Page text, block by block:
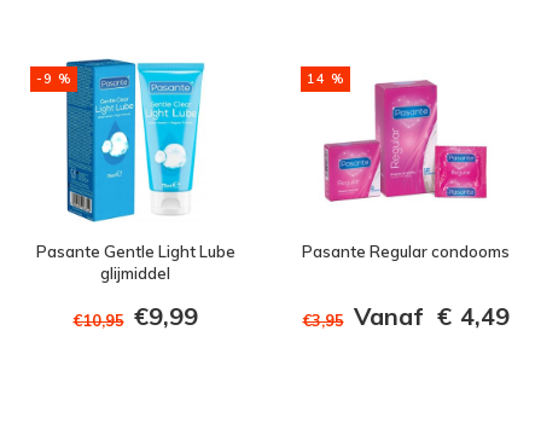
-9 %
Pasante Gentle Light Lube
glijmiddel
€10,95 €9,99
14 %
Pasante Regular condooms
€3,95 Vanaf € 4,49